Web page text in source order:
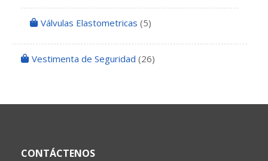
Válvulas Elastometricas (5)
Vestimenta de Seguridad (26)
CONTÁCTENOS